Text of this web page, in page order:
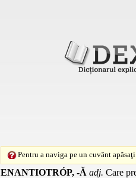
Pentru a naviga pe un cuvânt
ENANTIOTRÓP, -Ă adj. Care